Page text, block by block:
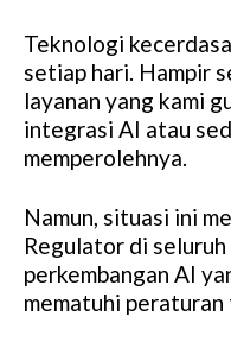
Teknologi
setiap hari. Hampir
layanan yang kami
integrasi AI atau
memperolehnya.
Namun, situasi ini
Regulator di
perkembangan AI
mematuhi